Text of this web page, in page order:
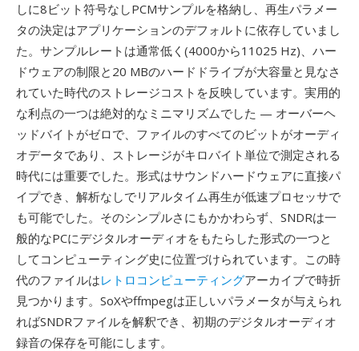
しに8ビット符号なしPCMサンプルを格納し、再生パラメー
タの決定はアプリケーションのデフォルトに依存していまし
た。サンプルレートは通常低く(4000から11025 Hz)、ハー
ドウェアの制限と20 MBのハードドライブが大容量と見なさ
れていた時代のストレージコストを反映しています。実用的
な利点の一つは絶対的なミニマリズムでした — オーバーヘ
ッドバイトがゼロで、ファイルのすべてのビットがオーディ
オデータであり、ストレージがキロバイト単位で測定される
時代には重要でした。形式はサウンドハードウェアに直接パ
イプでき、解析なしでリアルタイム再生が低速プロセッサで
も可能でした。そのシンプルさにもかかわらず、SNDRは一
般的なPCにデジタルオーディオをもたらした形式の一つと
してコンピューティング史に位置づけられています。この時
代のファイルはレトロコンピューティングアーカイブで時折
見つかります。SoXやffmpegは正しいパラメータが与えられ
ればSNDRファイルを解釈でき、初期のデジタルオーディオ
録音の保存を可能にします。